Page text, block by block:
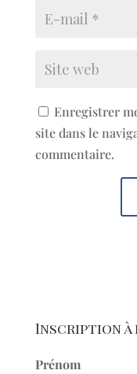
Enregistrer
site dans le
commentaire.
Inscription
Prénom